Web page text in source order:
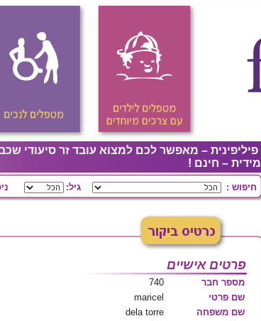
פיליפינית – מאפשר לכם למצוא עובד זר סיעודי
מידית – חינם !
חיפוש : גיל:
פרטים אישיים
מספר חבר
740
שם פרטי
maricel
שם משפחה
dela torre